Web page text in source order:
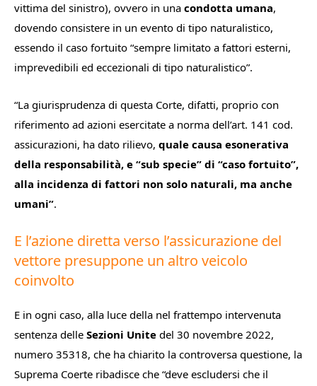
vittima del sinistro), ovvero in una condotta umana,
dovendo consistere in un evento di tipo naturalistico,
essendo il caso fortuito “sempre limitato a fattori esterni,
imprevedibili ed eccezionali di tipo naturalistico”.
“La giurisprudenza di questa Corte, difatti, proprio con
riferimento ad azioni esercitate a norma dell’art. 141 cod.
assicurazioni, ha dato rilievo, quale causa esonerativa
della responsabilità, e “sub specie” di “caso fortuito”,
alla incidenza di fattori non solo naturali, ma anche
umani”.
E l’azione diretta verso l’assicurazione del
vettore presuppone un altro veicolo
coinvolto
E in ogni caso, alla luce della nel frattempo intervenuta
sentenza delle Sezioni Unite del 30 novembre 2022,
numero 35318, che ha chiarito la controversa questione, la
Suprema Coerte ribadisce che “deve escludersi che il